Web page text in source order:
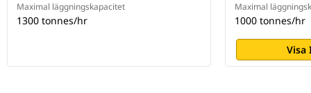
Maximal läggningskapacitet
1300 tonnes/hr
Maximal
1000 tonnes/hr
Visa